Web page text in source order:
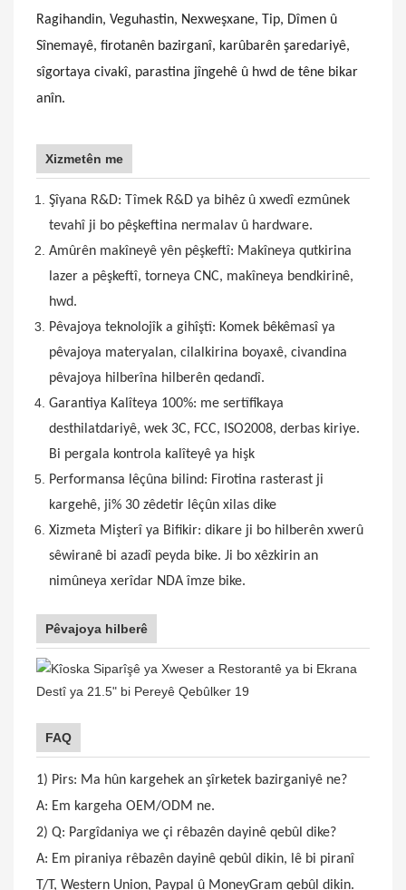
Ragihandin, Veguhastin, Nexweşxane, Tip, Dîmen û
Sînemayê, firotanên bazirganî, karûbarên şaredariyê,
sîgortaya civakî, parastina jîngehê û hwd de têne bikar
anîn.
Xizmetên me
Şîyana R&D: Tîmek R&D ya bihêz û xwedî ezmûnek
tevahî ji bo pêşkeftina nermalav û hardware.
Amûrên makîneyê yên pêşkeftî: Makîneya qutkirina
lazer a pêşkeftî, torneya CNC, makîneya bendkirinê,
hwd.
Pêvajoya teknolojîk a gihîştî: Komek bêkêmasî ya
pêvajoya materyalan, cilalkirina boyaxê, civandina
pêvajoya hilberîna hilberên qedandî.
Garantiya Kalîteya 100%: me sertîfîkaya
desthilatdariyê, wek 3C, FCC, ISO2008, derbas kiriye.
Bi pergala kontrola kalîteyê ya hişk
Performansa lêçûna bilind: Firotina rasterast ji
kargehê, ji% 30 zêdetir lêçûn xilas dike
Xizmeta Mişterî ya Bifikir: dikare ji bo hilberên xwerû
sêwiranê bi azadî peyda bike. Ji bo xêzkirin an
nimûneya xerîdar NDA îmze bike.
Pêvajoya hilberê
FAQ
1) Pirs: Ma hûn kargehek an şîrketek bazirganiyê ne?
A: Em kargeha OEM/ODM ne.
2) Q: Pargîdaniya we çi rêbazên dayinê qebûl dike?
A: Em piraniya rêbazên dayinê qebûl dikin, lê bi piranî
T/T, Western Union, Paypal û MoneyGram qebûl dikin.